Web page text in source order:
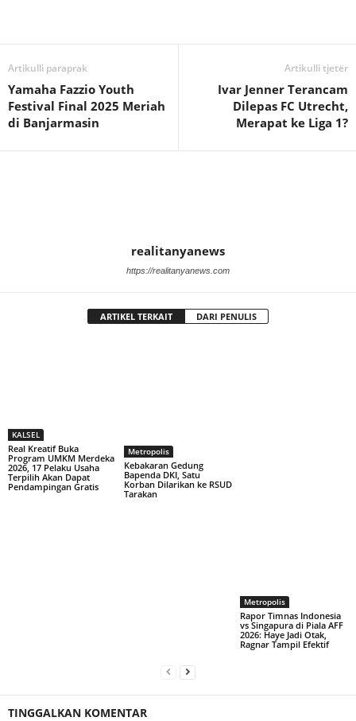
Artikulli paraprak
Yamaha Fazzio Youth
Festival Final 2025 Meriah
di Banjarmasin
Artikulli tjetër
Ivar Jenner Terancam
Dilepas FC Utrecht,
Merapat ke Liga 1?
realitanyanews
https://realitanyanews.com
ARTIKEL TERKAIT DARI PENULIS
KALSEL
Real Kreatif Buka
Program UMKM Merdeka
2026, 17 Pelaku Usaha
Terpilih Akan Dapat
Pendampingan Gratis
Metropolis
Kebakaran Gedung
Bapenda DKI, Satu
Korban Dilarikan ke RSUD
Tarakan
Metropolis
Rapor Timnas Indonesia
vs Singapura di Piala AFF
2026: Haye Jadi Otak,
Ragnar Tampil Efektif
TINGGALKAN KOMENTAR